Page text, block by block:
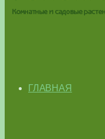
ГЛАВНАЯ